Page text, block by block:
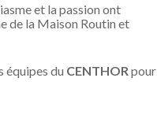
et la passion ont
de la Maison Routin et
équipes du CENTHOR pour